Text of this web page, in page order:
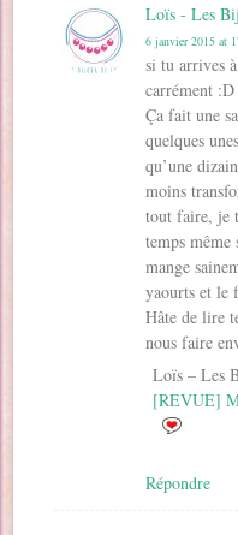
Loïs - Les
6 janvier 2015 at
si tu arrives
carrément :D
Ça fait une
quelques
qu’une
moins
tout faire, je
temps même
mange
yaourts et le
Hâte de lire
nous faire
Loïs – Les
[REVUE]
Répondre